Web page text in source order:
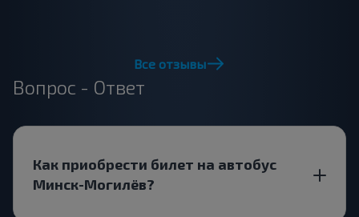
Все отзывы
Вопрос - Ответ
Как приобрести билет на автобус
Минск-Могилёв?